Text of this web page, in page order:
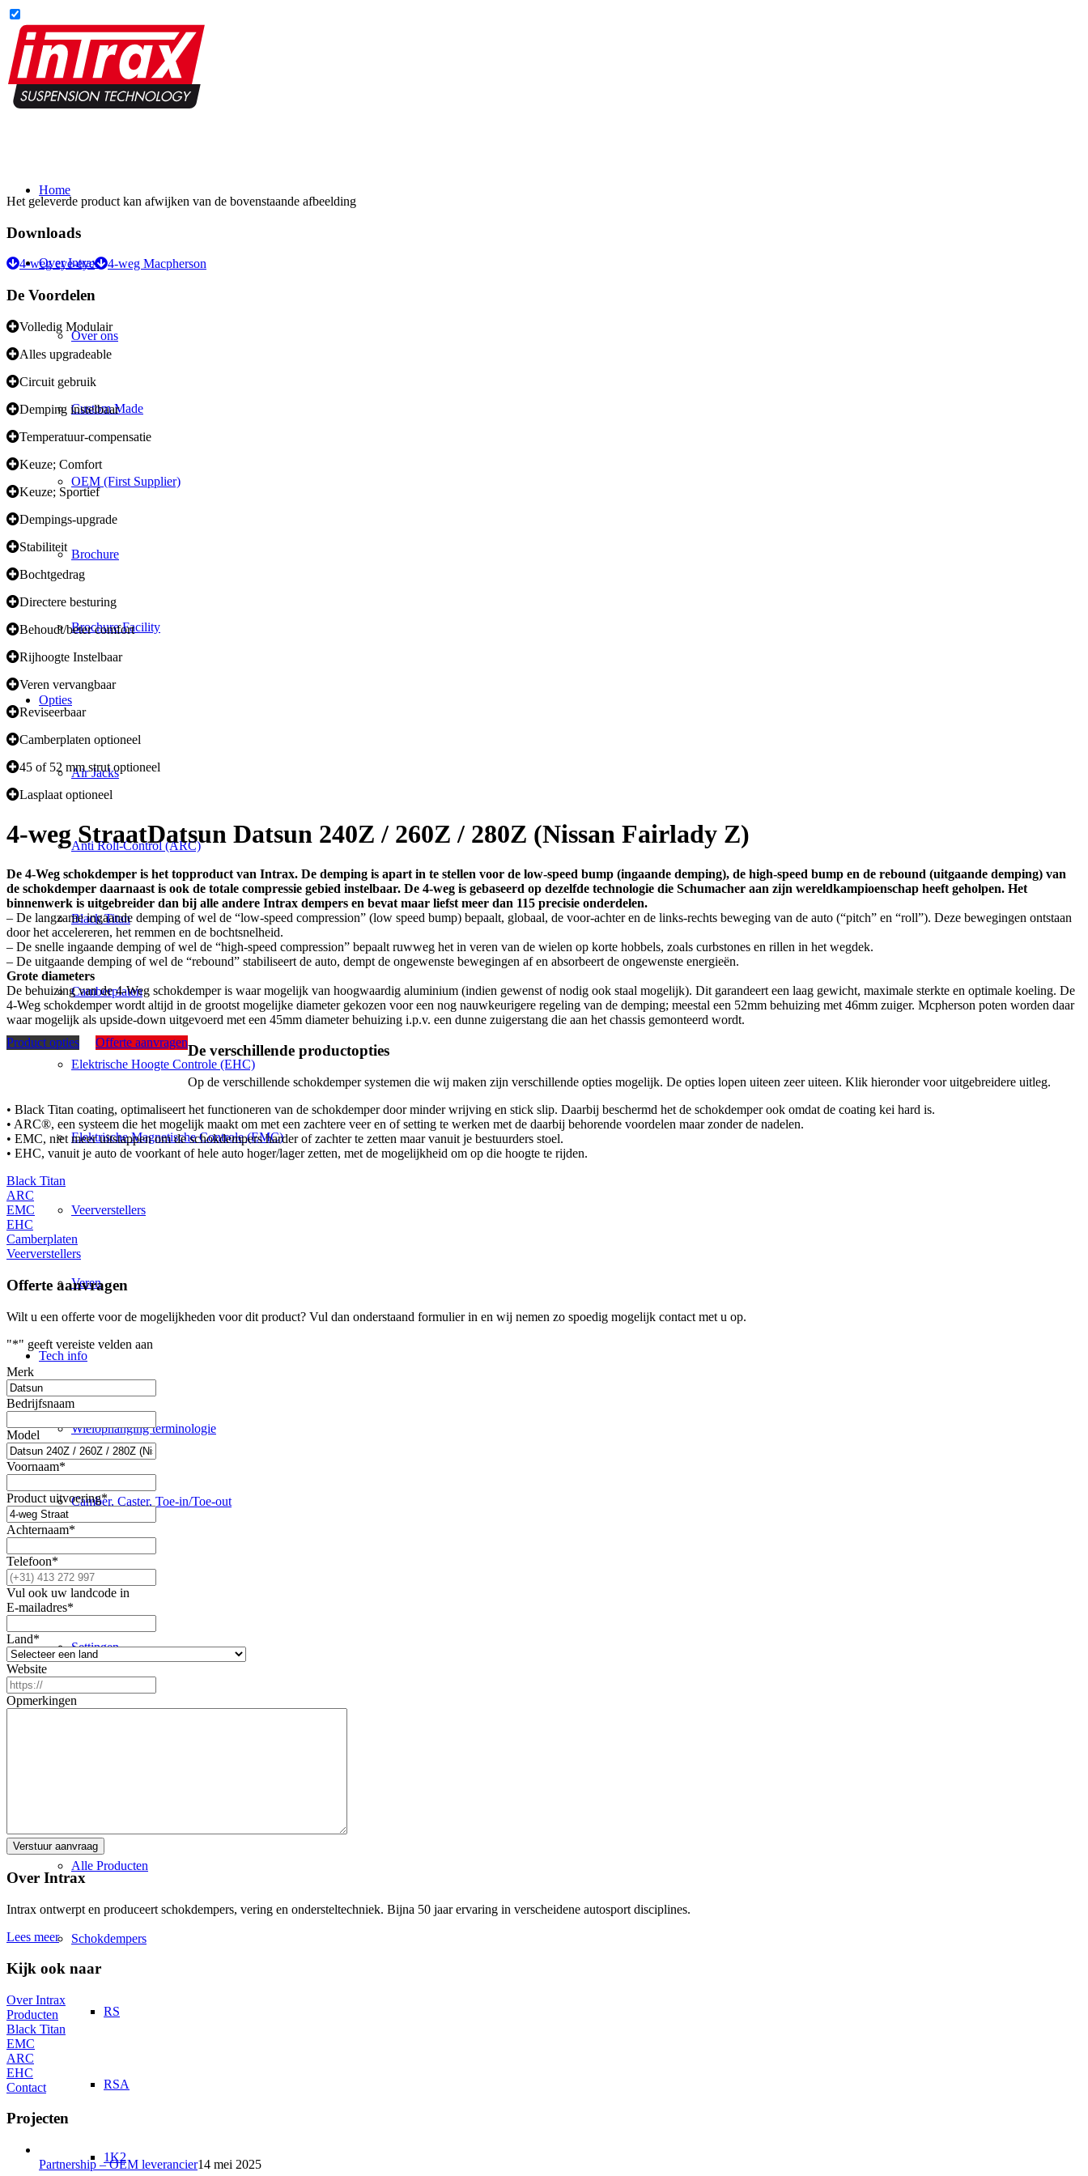
Home
Over Intrax
Over ons
Custom Made
OEM (First Supplier)
Brochure
Brochure Facility
Opties
Air Jacks
Anti Roll-Control (ARC)
Black Titan
Camberplaten
Elektrische Hoogte Controle (EHC)
Elektrische Magnetische Controle (EMC)
Veerverstellers
Veren
Tech info
Wielophanging terminologie
Camber, Caster, Toe-in/Toe-out
Handleidingen
Settingen
Alle Producten
Schokdempers
RS
RSA
1K2
Het geleverde product kan afwijken van de bovenstaande afbeelding
Downloads
4-weg eye-eye 4-weg Macpherson
De Voordelen
Volledig Modulair
Alles upgradeable
Circuit gebruik
Demping instelbaar
Temperatuur-compensatie
Keuze; Comfort
Keuze; Sportief
Dempings-upgrade
Stabiliteit
Bochtgedrag
Directere besturing
Behoudt/beter comfort
Rijhoogte Instelbaar
Veren vervangbaar
Reviseerbaar
Camberplaten optioneel
45 of 52 mm strut optioneel
Lasplaat optioneel
4-weg StraatDatsun Datsun 240Z / 260Z / 280Z (Nissan Fairlady Z)
De 4-Weg schokdemper is het topproduct van Intrax. De demping is apart in te stellen voor de low-speed bump (ingaande demping), de high-speed bump en de rebound (uitgaande demping) van
de schokdemper daarnaast is ook de totale compressie gebied instelbaar. De 4-weg is gebaseerd op dezelfde technologie die Schumacher aan zijn wereldkampioenschap heeft geholpen. Het
binnenwerk is uitgebreider dan bij alle andere Intrax dempers en bevat maar liefst meer dan 115 precisie onderdelen.
– De langzame ingaande demping of wel de “low-speed compression” (low speed bump) bepaalt, globaal, de voor-achter en de links-rechts beweging van de auto (“pitch” en “roll”). Deze bewegingen ontstaan
door het accelereren, het remmen en de bochtsnelheid.
– De snelle ingaande demping of wel de “high-speed compression” bepaalt ruwweg het in veren van de wielen op korte hobbels, zoals curbstones en rillen in het wegdek.
– De uitgaande demping of wel de “rebound” stabiliseert de auto, dempt de ongewenste bewegingen af en absorbeert de ongewenste energieën.
Grote diameters
De behuizing van de 4-Weg schokdemper is waar mogelijk van hoogwaardig aluminium (indien gewenst of nodig ook staal mogelijk). Dit garandeert een laag gewicht, maximale sterkte en optimale koeling. De
4-Weg schokdemper wordt altijd in de grootst mogelijke diameter gekozen voor een nog nauwkeurigere regeling van de demping; meestal een 52mm behuizing met 46mm zuiger. Mcpherson poten worden daar
waar mogelijk als upside-down uitgevoerd met een 45mm diameter behuizing i.p.v. een dunne zuigerstang die aan het chassis gemonteerd wordt.
Product opties
Offerte aanvragen
De verschillende productopties
Op de verschillende schokdemper systemen die wij maken zijn verschillende opties mogelijk. De opties lopen uiteen zeer uiteen. Klik hieronder voor uitgebreidere uitleg.
• Black Titan coating, optimaliseert het functioneren van de schokdemper door minder wrijving en stick slip. Daarbij beschermd het de schokdemper ook omdat de coating kei hard is.
• ARC®, een systeem die het mogelijk maakt om met een zachtere veer en of setting te werken met de daarbij behorende voordelen maar zonder de nadelen.
• EMC, niet meer uitstappen om de schokdempers harder of zachter te zetten maar vanuit je bestuurders stoel.
• EHC, vanuit je auto de voorkant of hele auto hoger/lager zetten, met de mogelijkheid om op die hoogte te rijden.
Black Titan
ARC
EMC
EHC
Camberplaten
Veerverstellers
Offerte aanvragen
Wilt u een offerte voor de mogelijkheden voor dit product? Vul dan onderstaand formulier in en wij nemen zo spoedig mogelijk contact met u op.
"*" geeft vereiste velden aan
Merk
Bedrijfsnaam
Model
Voornaam*
Product uitvoering*
Achternaam*
Telefoon*
Vul ook uw landcode in
E-mailadres*
Land*
Website
Opmerkingen
Over Intrax
Intrax ontwerpt en produceert schokdempers, vering en ondersteltechniek. Bijna 50 jaar ervaring in verscheidene autosport disciplines.
Lees meer
Kijk ook naar
Over Intrax
Producten
Black Titan
EMC
ARC
EHC
Contact
Projecten
Partnership – OEM leverancier14 mei 2025